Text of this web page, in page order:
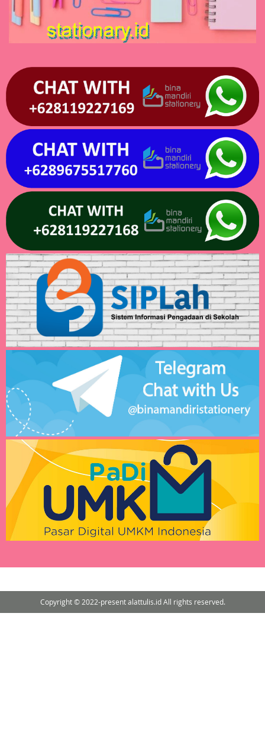
Copyright © 2022-present alattulis.id All rights reserved.